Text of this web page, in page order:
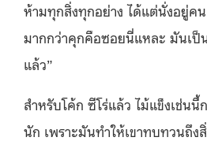
ห้ามทุกสิ่งทุกอย่าง ได้แต่นั่งอยู่ค
มากกว่าคุกคือซอยนี่แหละ มันเป็
แล้ว”
สำหรับโค้ก ซีโร่แล้ว ไม้แข็งเช่นนี้
นัก เพราะมันทำให้เขาทบทวนถึง